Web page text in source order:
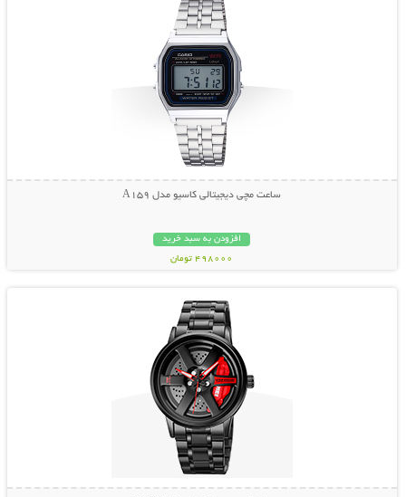
ساعت مچی دیجیتالی کاسیو مدل A159
افزودن به سبد خرید
498000 تومان